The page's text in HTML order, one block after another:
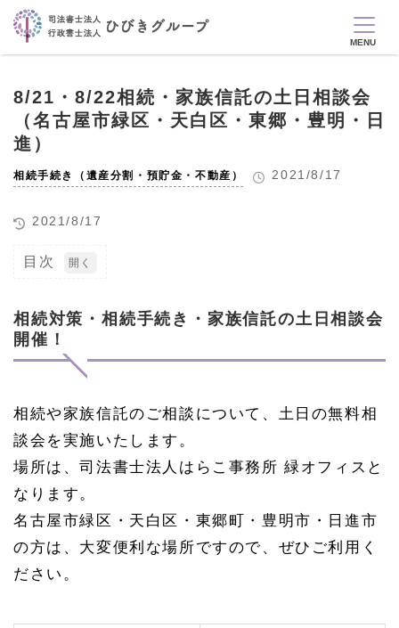
8/21・8/22相続・家族信託の土日相談会
（名古屋市緑区・天白区・東郷・豊明・日
進）
相続手続き（遺産分割・預貯金・不動産） 2021/8/17
2021/8/17
目次
対
策・
相続
手続
信託
日相
談会
開
催！
1.
相続
対策
のご
相続対策・相続手続き・家族信託の土日相談会
開催！
相続や家族信託のご相談について、土日の無料相
談会を実施いたします。
場所は、司法書士法人はらこ事務所 緑オフィスと
なります。
名古屋市緑区・天白区・東郷町・豊明市・日進市
の方は、大変便利な場所ですので、ぜひご利用く
ださい。